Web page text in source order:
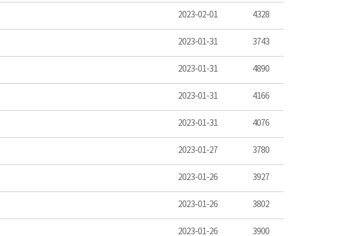
2023-02-01 4328
2023-01-31 3743
2023-01-31 4890
2023-01-31 4166
2023-01-31 4076
2023-01-27 3780
2023-01-26 3927
2023-01-26 3802
2023-01-26 3900